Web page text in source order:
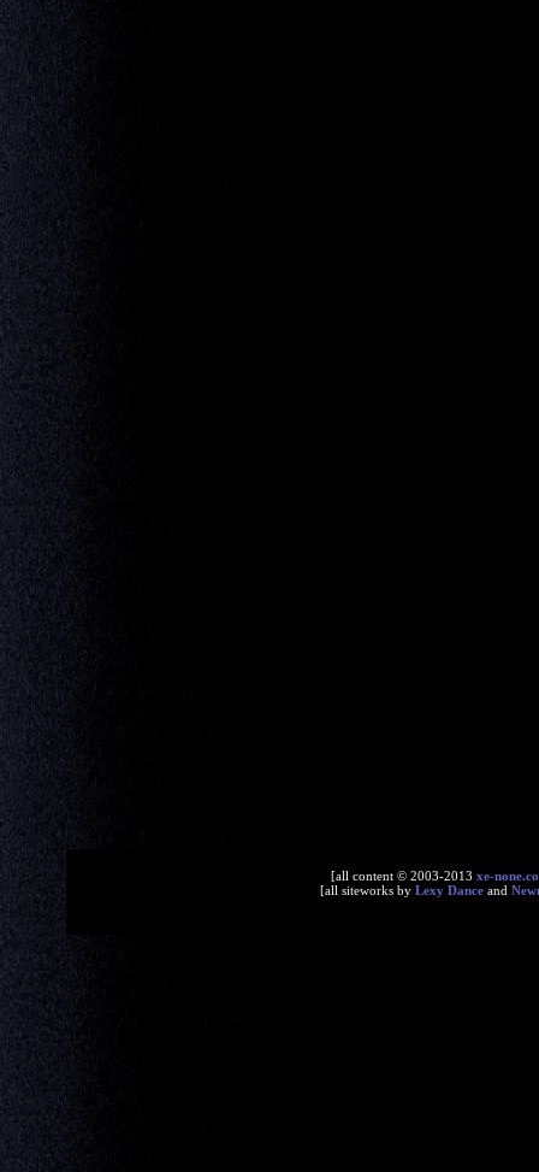
[all content © 2003-2013 xe-
[all siteworks by Lexy Danceand